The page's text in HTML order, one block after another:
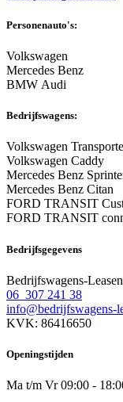
Personenauto's:
Volkswagen
Mercedes Benz
BMW Audi
Bedrijfswagens:
Volkswagen
Volkswagen Caddy
Mercedes Benz
Mercedes Benz Citan
FORD TRANSIT
FORD TRANSIT
Bedrijfsgegevens
Bedrijfswagens-
06 307 241 38
info@bedrijfswagens-
KVK: 86416650
Openingstijden
Ma t/m Vr 09:00 -